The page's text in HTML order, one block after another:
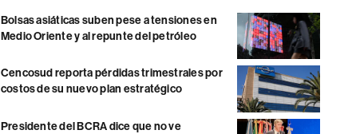
Bolsas asiáticas suben pese a tensiones en
Medio Oriente y al repunte del petróleo
Cencosud reporta pérdidas trimestrales por
costos de su nuevo plan estratégico
Presidente del BCRA dice que no ve